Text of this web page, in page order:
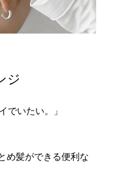
ジ
でいたい。」
め髪ができる便利な